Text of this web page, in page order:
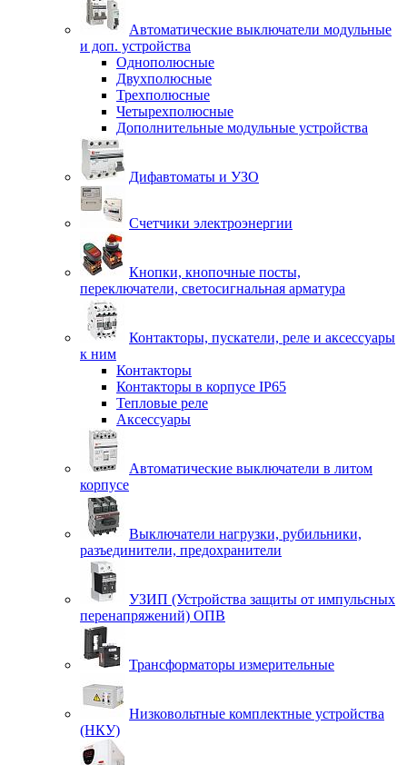
Автоматические выключатели модульные
и доп. устройства
Однополюсные
Двухполюсные
Трехполюсные
Четырехполюсные
Дополнительные модульные устройства
Дифавтоматы и УЗО
Счетчики электроэнергии
Кнопки, кнопочные посты,
переключатели, светосигнальная арматура
Контакторы, пускатели, реле и аксессуары
к ним
Контакторы
Контакторы в корпусе IP65
Тепловые реле
Аксессуары
Автоматические выключатели в литом
корпусе
Выключатели нагрузки, рубильники,
разъединители, предохранители
УЗИП (Устройства защиты от импульсных
перенапряжений) ОПВ
Трансформаторы измерительные
Низковольтные комплектные устройства
(НКУ)